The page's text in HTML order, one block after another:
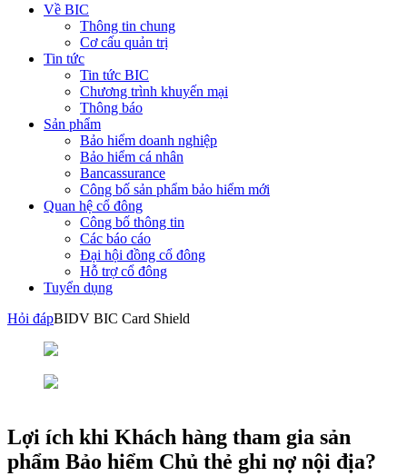
Về BIC
Thông tin chung
Cơ cấu quản trị
Tin tức
Tin tức BIC
Chương trình khuyến mại
Thông báo
Sản phẩm
Bảo hiểm doanh nghiệp
Bảo hiểm cá nhân
Bancassurance
Công bố sản phẩm bảo hiểm mới
Quan hệ cổ đông
Công bố thông tin
Các báo cáo
Đại hội đồng cổ đông
Hỗ trợ cổ đông
Tuyển dụng
Hỏi đápBIDV BIC Card Shield
Lợi ích khi Khách hàng tham gia sản
phẩm Bảo hiểm Chủ thẻ ghi nợ nội địa?